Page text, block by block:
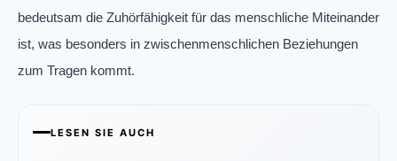
bedeutsam die Zuhörfähigkeit für das menschliche Miteinander
ist, was besonders in zwischenmenschlichen Beziehungen
zum Tragen kommt.
LESEN SIE AUCH